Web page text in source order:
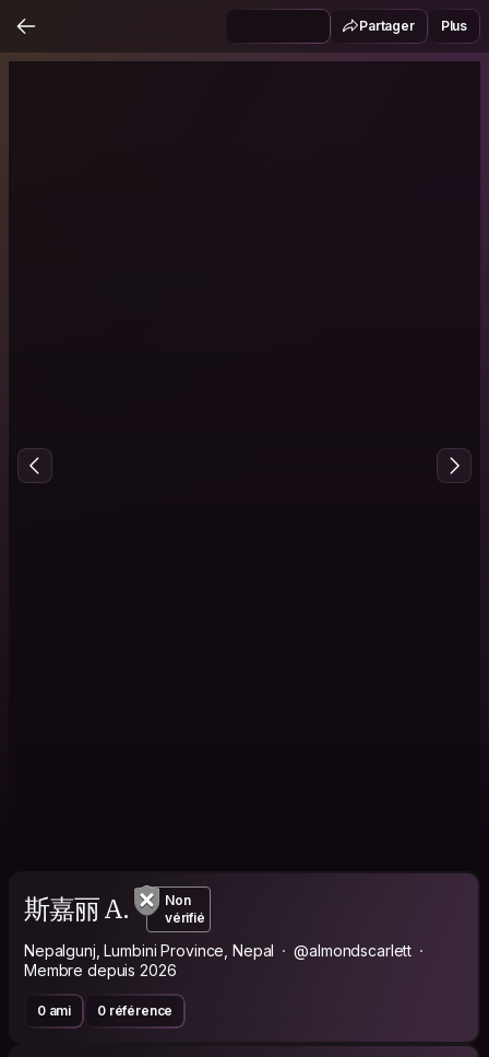
Partager Plus
斯嘉丽 A.
Non
vérifié
Nepalgunj, Lumbini Province, Nepal
@almondscarlett
Membre depuis 2026
0 ami 0 référence